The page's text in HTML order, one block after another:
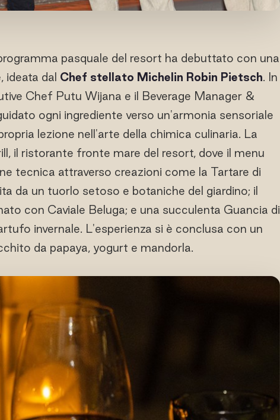
pasquale del resort ha debuttato con una
ideata dal Chef stellato Michelin Robin Pietsch. In
Chef Putu Wijana e il Beverage Manager &
ogni ingrediente verso un'armonia sensoriale
lezione nell'arte della chimica culinaria. La
il ristorante fronte mare del resort, dove il menu
tecnica attraverso creazioni come la Tartare di
da un tuorlo setoso e botaniche del giardino; il
con Caviale Beluga; e una succulenta Guancia di
invernale. L'esperienza si è conclusa con un
da papaya, yogurt e mandorla.